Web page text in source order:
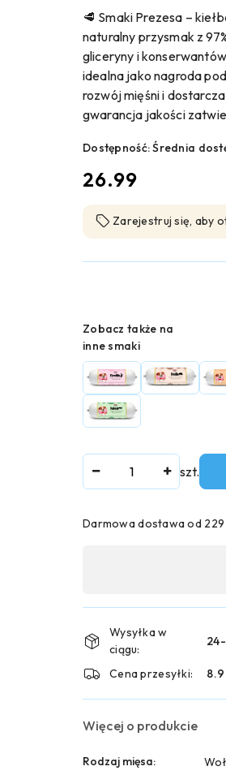
🥩 Smaki Prezesa –
naturalny przysmak z
gliceryny i
idealna jako nagroda
rozwój mięśni i
gwarancja jakości
Dostępność:Średnia
cena:
26.99
Zarejestruj się, aby
Wariant
Zobacz także na
inne smaki
szt.
Darmowa dostawa od 229
płatność
i
dostawa
Wysyłka w
ciągu:
Cena przesyłki:
Więcej o produkcie
Rodzaj mięsa: